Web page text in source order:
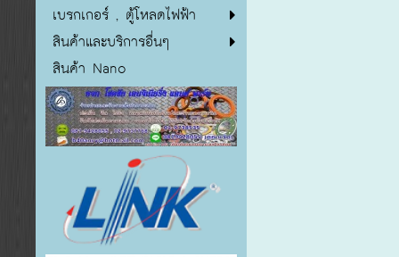
เบรกเกอร์ , ตู้โหลดไฟฟ้า
สินค้าและบริการอื่นๆ
สินค้า Nano